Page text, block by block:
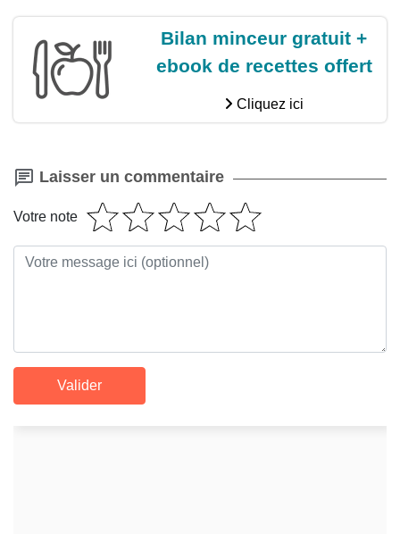
Bilan minceur gratuit +
ebook de recettes offert
Cliquez ici
Laisser un commentaire
Votre note